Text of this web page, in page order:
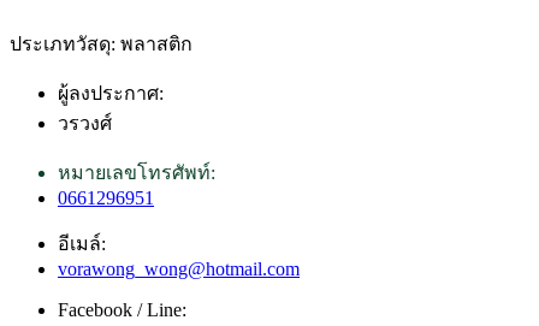
ประเภทวัสดุ: พลาสติก
ผู้ลงประกาศ:
วรวงศ์
หมายเลขโทรศัพท์:
0661296951
อีเมล์:
vorawong_wong@hotmail.com
Facebook / Line: